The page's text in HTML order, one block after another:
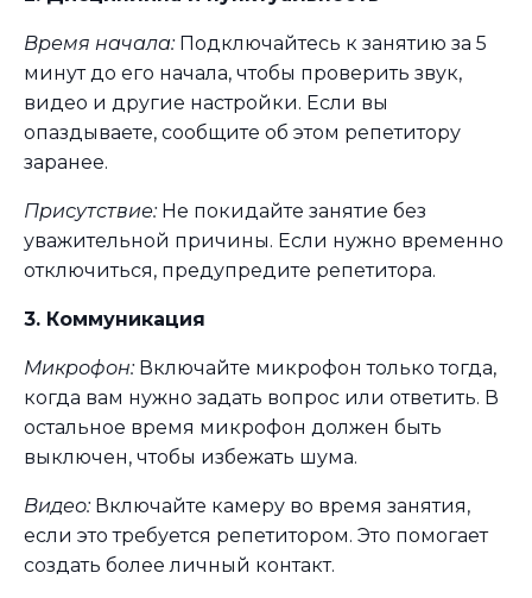
Время начала:Подключайтесь к занятию за 5
минут до его начала, чтобы проверить звук,
видео и другие настройки. Если вы
опаздываете, сообщите об этом репетитору
заранее.
Присутствие:Не покидайте занятие без
уважительной причины. Если нужно временно
отключиться, предупредите репетитора.
3. Коммуникация
Микрофон:Включайте микрофон только тогда,
когда вам нужно задать вопрос или ответить. В
остальное время микрофон должен быть
выключен, чтобы избежать шума.
Видео:Включайте камеру во время занятия,
если это требуется репетитором. Это помогает
создать более личный контакт.